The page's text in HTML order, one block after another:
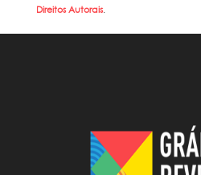
Direitos Autorais.